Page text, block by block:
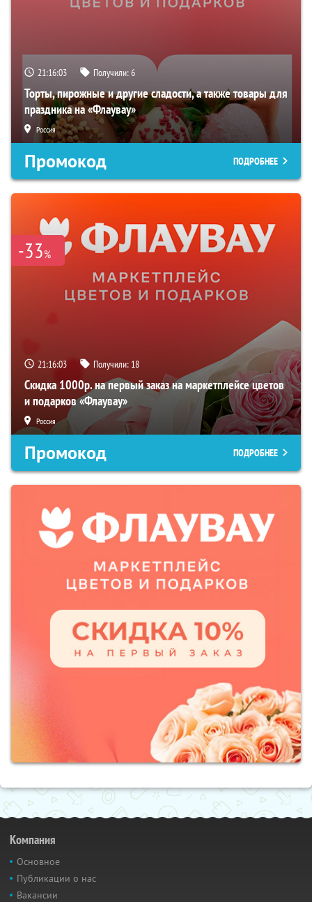
21:16:02 Получили:6
Торты, пирожные и другие сладости, а также товары для
праздника на «Флаувау»
Россия
Промокод ПОДРОБНЕЕ
-33%
21:16:02 Получили: 18
Скидка 1000р. на первый заказ на маркетплейсе цветов
и подарков «Флаувау»
Россия
Промокод ПОДРОБНЕЕ
Компания
Основное
Публикации о нас
Вакансии